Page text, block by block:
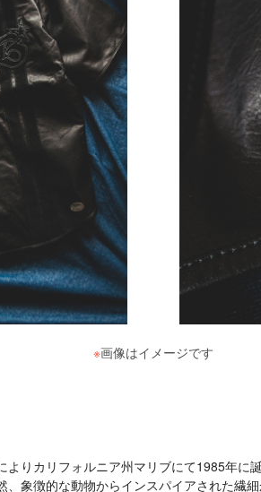
※画像はイメージです
よりカリフォルニア州マリブにて1985年に
、象徴的な動物からインスパイアされた繊